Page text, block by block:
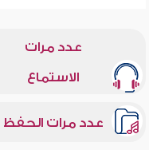
عدد مرات
الاستماع
عدد مرات الحفظ